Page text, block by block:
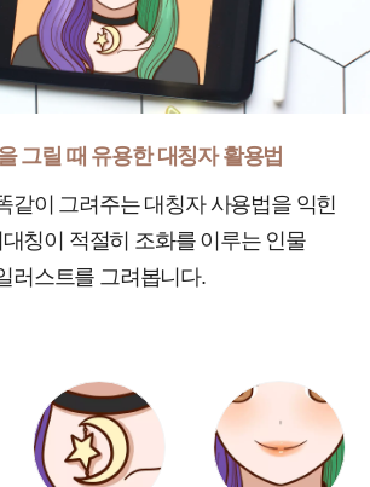
그릴 때 유용한 대칭자 활용법
같이 그려주는 대칭자 사용법을 익힌
칭이 적절히 조화를 이루는 인물
러스트를 그려봅니다.